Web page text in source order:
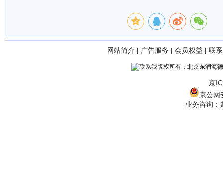
网站简介 | 广告服务 | 会员权益 | 联
版权所有：北京东润海
京
京公网
业务咨询：